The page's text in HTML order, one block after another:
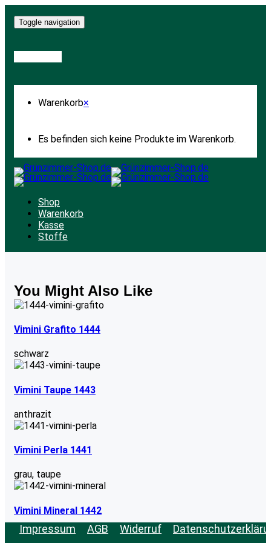
Toggle navigation
Warenkorb×
Es befinden sich keine Produkte im Warenkorb.
Shop
Warenkorb
Kasse
Stoffe
You Might Also Like
Vimini Grafito 1444
schwarz
Vimini Taupe 1443
anthrazit
Vimini Perla 1441
grau, taupe
Vimini Mineral 1442
grau
Impressum AGB Widerruf